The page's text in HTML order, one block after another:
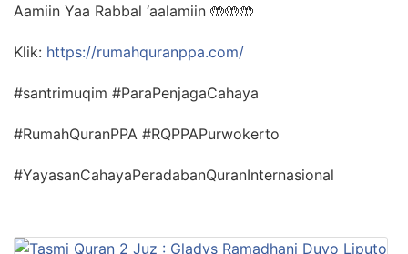
Aamiin Yaa Rabbal ‘aalamiin 🤲🤲🤲
Klik: https://rumahquranppa.com/
#santrimuqim #ParaPenjagaCahaya
#RumahQuranPPA #RQPPAPurwokerto
#YayasanCahayaPeradabanQuranInternasional